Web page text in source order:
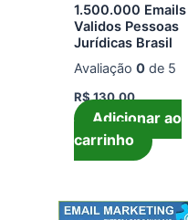
1.500.000 Emails
Validos Pessoas
Jurídicas Brasil
Avaliação0 de 5
R$130,00
Adicionar ao
carrinho